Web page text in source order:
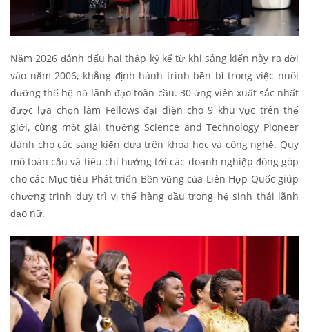
Năm 2026 đánh dấu hai thập kỷ kể từ khi sáng kiến này ra đời
vào năm 2006, khẳng định hành trình bền bỉ trong việc nuôi
dưỡng thế hệ nữ lãnh đạo toàn cầu. 30 ứng viên xuất sắc nhất
được lựa chọn làm Fellows đại diện cho 9 khu vực trên thế
giới, cùng một giải thưởng Science and Technology Pioneer
dành cho các sáng kiến dựa trên khoa học và công nghệ. Quy
mô toàn cầu và tiêu chí hướng tới các doanh nghiệp đóng góp
cho các Mục tiêu Phát triển Bền vững của Liên Hợp Quốc giúp
chương trình duy trì vị thế hàng đầu trong hệ sinh thái lãnh
đạo nữ.